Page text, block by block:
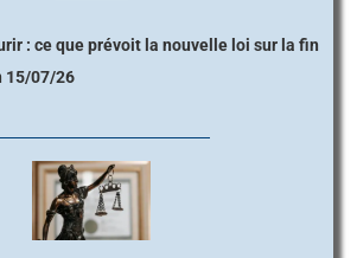
: ce que prévoit la nouvelle loi sur la fin
15/07/26